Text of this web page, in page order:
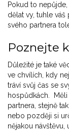
Pokud to
dělat vy, tuhle váš
svého partnera
Poznejte
Důležité je také
ve chvílích, kdy
tráví svůj čas se
hospůdkách.
partnera, stejně
nebo později si
nějakou